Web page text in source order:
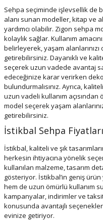
Sehpa seçiminde işlevsellik de
alanı sunan modeller, kitap ve
yardımcı olabilir. Zigon sehpa
kolaylık sağlar. Kullanım
belirleyerek, yaşam
getirebilirsiniz. Dayanıklı ve
seçerek uzun vadede avantaj
edeceğinize karar verirken
bulundurmalısınız. Ayrıca,
uzun vadeli kullanım
model seçerek yaşam
getirebilirsiniz.
İstikbal Sehpa
İstikbal, kaliteli ve şık
herkesin ihtiyacına yönelik
kullanılan malzeme, tasarım
gösteriyor. İstikbal’in geniş
hem de uzun ömürlü kullanım
kampanyalar, indirimler ve
konusunda avantajlı
evinize getiriyor.